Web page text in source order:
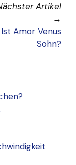
Artikel
→
Ist Amor Venus
Sohn?